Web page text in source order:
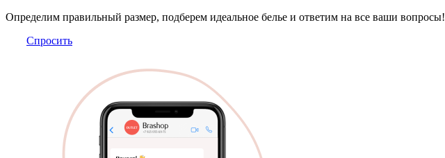
Определим правильный размер, подберем идеальное белье и ответим на все ваши вопросы!
Спросить